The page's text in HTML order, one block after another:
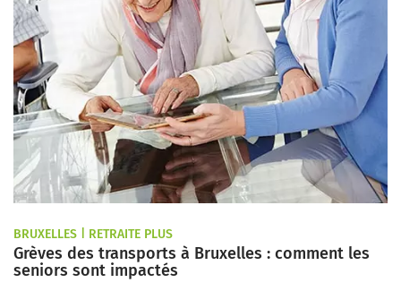
BRUXELLES | RETRAITE PLUS
Grèves des transports à Bruxelles : comment les
seniors sont impactés